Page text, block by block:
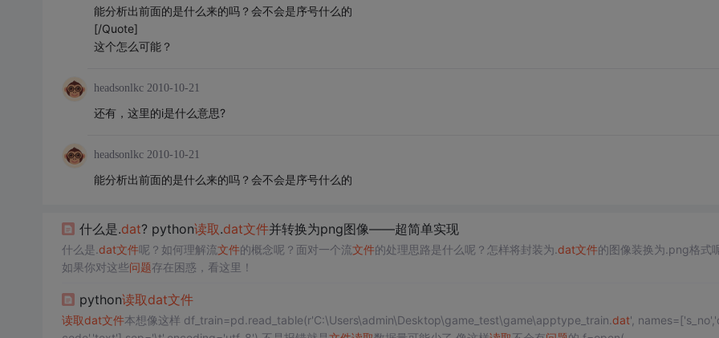
能分析出前面的是什么来的吗？会不会是序号什么的
[/Quote]
这个怎么可能？
headsonlkc 2010-10-21
还有，这里的i是什么意思?
headsonlkc 2010-10-21
能分析出前面的是什么来的吗？会不会是序号什么的
什么是.dat? python读取.dat文件并转换为png图像——超简单实现
什么是. dat文件呢？如何理解流文件的概念呢？面对一个流文件的处理思路是什么呢？怎样将封装为. dat文件的图像装换为.png格式
如果你对这些问题存在困惑，看这里！
python读取dat文件
读取dat文件 本想像这样 df_train=pd.read_table(r'C:\Users\admin\Desktop\game_test\game\apptype_train. dat',